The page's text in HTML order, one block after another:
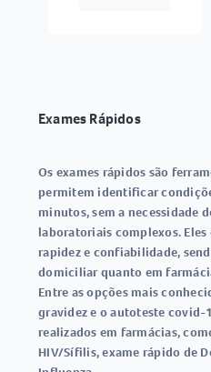
Exames Rápidos
Os exames rápidos são
permitem identificar
minutos, sem a necessidade
laboratoriais complexos.
rapidez e confiabilidade,
domiciliar quanto em
Entre as opções mais
gravideze oautoteste covid-
realizados em farmácias,
HIV/Sífilis,exame rápido de